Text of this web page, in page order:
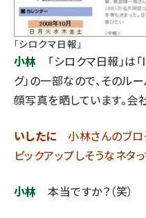
「シロクマ日報 」
小林 「シロクマ日報」は
グ」の一部なので、そのル
顔写真を晒しています。会
いしたに小林さんのブロ
ピックアップしそうなネタ
小林 本当ですか？（笑）